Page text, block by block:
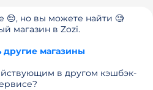
😔, но вы можете найти 🧐
магазин в Zozi.
другие магазины
в другом кэшбэк-